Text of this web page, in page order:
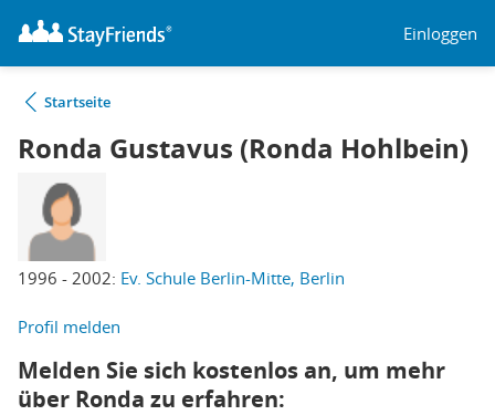
Einloggen
Startseite
Ronda Gustavus (Ronda Hohlbein)
1996 - 2002: Ev. Schule Berlin-Mitte, Berlin
Profil melden
Melden Sie sich kostenlos an, um mehr
über Ronda zu erfahren: